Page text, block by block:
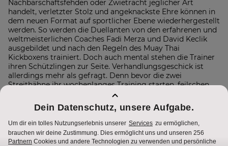
Nachbarschaftsfehden oder Zwietracht jeglicher Art
handelt, verletzter Stolz und angeknackste Ehre können in
dem neuen Format auf sportlicher Ebene wiederhergestellt
werden. So werden die Duellanten von den erfahrenen und
weltmeisterlichen Coaches Fadi Merza und David Keclik
ausgebildet und nach den Regeln des Muay Thai
Kickboxens trainiert. Doch auch mental stehen die Trainer
ihren Schützlingen zur Seite. Verhandlungsgeschick ist
allerdings mehr als gefragt. Denn bevor die zwei
Streithähne ihr wochenlanges Training starten, feilschen
die beiden um den Wetteinsatz, den der Verlierer zu
erfüllen hat. Anschließend wird fleißig geschwitzt, um am
großen Tag X sein Bestes beim finalen Showdown zu
geben und das Gelernte im Ring wiederzugeben.